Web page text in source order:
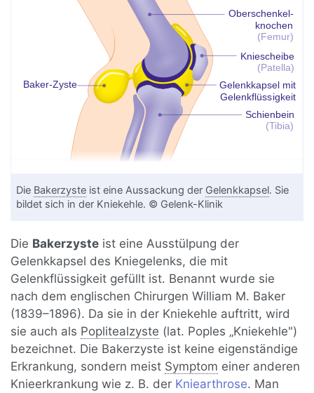
Die Bakerzyste ist eine Aussackung der Gelenkkapsel. Sie
bildet sich in der Kniekehle. © Gelenk-Klinik
Die Bakerzyste ist eine Ausstülpung der
Gelenkkapsel des Kniegelenks, die mit
Gelenkflüssigkeit gefüllt ist. Benannt wurde sie
nach dem englischen Chirurgen William M. Baker
(1839–1896). Da sie in der Kniekehle auftritt, wird
sie auch als Poplitealzyste (lat. Poples „Kniekehle")
bezeichnet. Die Bakerzyste ist keine eigenständige
Erkrankung, sondern meist Symptom einer anderen
Knieerkrankung wie z. B. der Kniearthrose. Man